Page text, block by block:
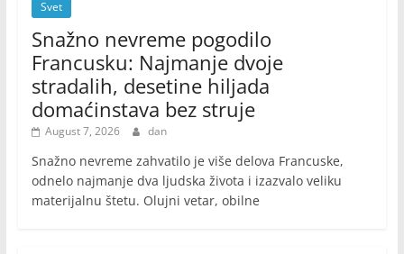
Svet
Snažno nevreme pogodilo
Francusku: Najmanje dvoje
stradalih, desetine hiljada
domaćinstava bez struje
August 7, 2026 dan
Snažno nevreme zahvatilo je više delova Francuske,
odnelo najmanje dva ljudska života i izazvalo veliku
materijalnu štetu. Olujni vetar, obilne